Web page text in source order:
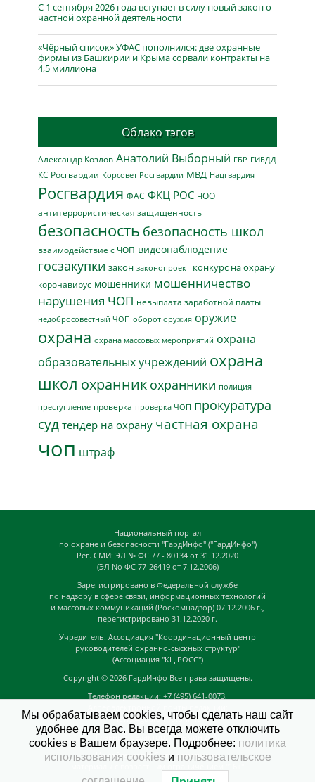
С 1 сентября 2026 года вступает в силу новый закон о
частной охранной деятельности
«Чёрный список» УФАС пополнился: две охранные
фирмы из Башкирии и Крыма сорвали контракты на
4,5 миллиона
Облако тэгов
Александр Козлов Анатолий Выборный ГБР ГИБДД
КС Росгвардии Корсовет Росгвардии МВД Нацгвардия
Росгвардия ФАС ФКЦ РОС ЧОО
антитеррористическая защищенность
безопасность безопасность школ
взаимодействие с ЧОП видеонаблюдение
госзакупки закон законопроект конкурс на охрану
коронавирус мошенники мошенничество
нарушения ЧОП невыплата заработной платы
недобросовестный ЧОП оборот оружия оружие
охрана охрана массовых мероприятий охрана
образовательных учреждений охрана
школ охранник охранники полиция
преступление проверка проверка ЧОП прокуратура
суд тендер на охрану частная охрана
чоп штраф
Национальный портал
по охране и безопасности "ГардИнфо" ("ГардИнфо")
Рег. СМИ: ЭЛ № ФС 77 - 80134 от 31.12.2020
(ЭЛ No ФС 77-26419 от 7.12.2006)
Зарегистрировано в Федеральной службе
по надзору в сфере связи, информационных технологий
и массовых коммуникаций (Роскомнадзор) 07.12.2006 г.,
перегистрировано 31.12.2020 г.
Учредитель: Ассоциация "Координационный центр
руководителей охранно-сыскных структур"
(Ассоциация "КЦ РОСС")
Copyright © 2026 ГардИнфо Все права защищены.
Телефон редакции: +7 (495) 641-0073,
news@guardinfo.online
Главный редактор: Кузьмин Д.А.
На сайте могут быть размещены
Мы обрабатываем cookies, чтобы сделать наш сайт
удобнее для Вас. Вы всегда можете отключить
cookies в Вашем браузере. Подробнее: политика
использования cookiesи пользовательское